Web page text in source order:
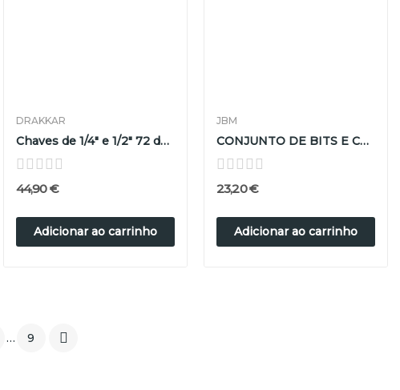
DRAKKAR
Chaves de 1/4" e 1/2" 72 dentes com 23 pontas...
44,90 €
Adicionar ao carrinho
JBM
CONJUNTO DE BITS E CHAVES DE CAIXA DE 130 PEÇAS
23,20 €
Adicionar ao carrinho
… 9 